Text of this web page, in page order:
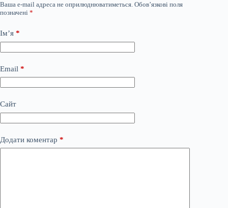
Ваша e-mail адреса не оприлюднюватиметься. Обов’язкові поля
позначені *
Ім’я *
Email *
Сайт
Додати коментар *